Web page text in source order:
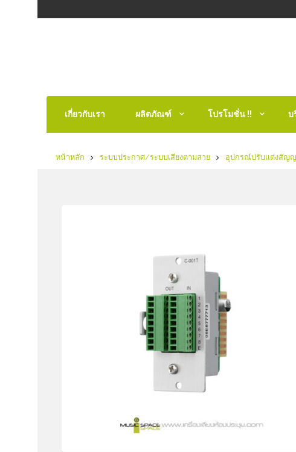
เกี่ยวกับเรา ผลิตภัณฑ์ โปรโมชั่น !! บ
หน้าหลัก ระบบประกาศ/ระบบเสียงตามสาย อุปกรณ์ปรับแต่งสัญญ